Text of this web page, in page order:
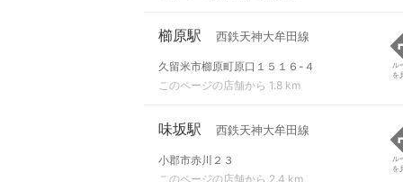
櫛原駅 西鉄天神大牟田線
久留米市櫛原町原口１５１６-４
このページの店舗から 1.8 km
ル
を
味坂駅 西鉄天神大牟田線
小郡市赤川２３
このページの店舗から 2.4 km
ル
を